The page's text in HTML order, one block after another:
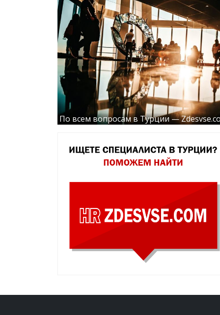
По всем вопросам в Турции —